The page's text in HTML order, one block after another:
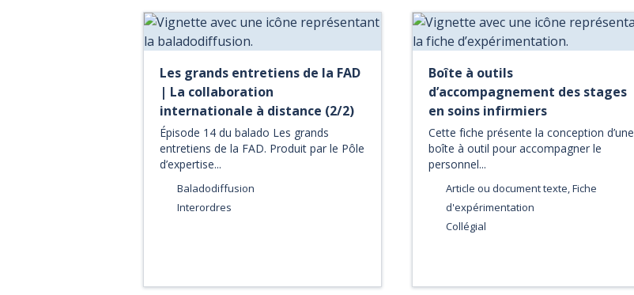
Les grands entretiens de la FAD
| La collaboration
internationale à distance (2/2)
Épisode 14 du balado Les grands
entretiens de la FAD. Produit par le Pôle
d’expertise...
Baladodiffusion
Interordres
Boîte à outils
d’accompagnement des stages
en soins infirmiers
Cette fiche présente la conception d’une
boîte à outil pour accompagner le
personnel...
Article ou document texte, Fiche
d'expérimentation
Collégial